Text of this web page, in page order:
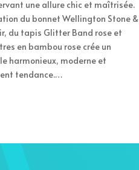
une allure chic et maîtrisée.
du bonnet Wellington Stone &
du tapis Glitter Band rose et
en bambou rose crée un
harmonieux, moderne et
tendance.…